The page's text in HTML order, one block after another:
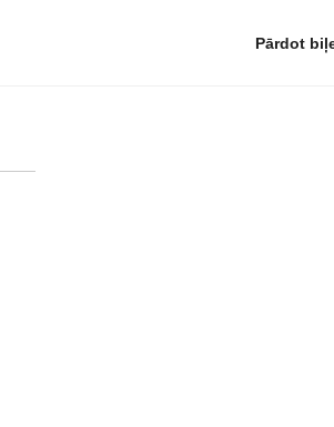
Pārdot